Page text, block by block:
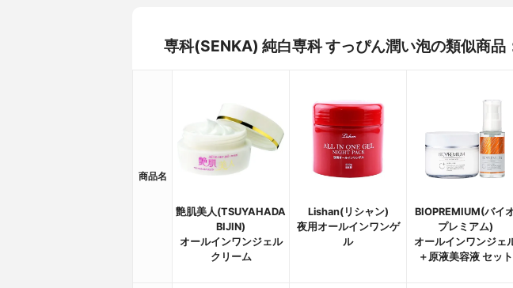
専科(SENKA) 純白専科 すっぴん潤い泡の類似商品
商品名
艶肌美人(TSUYAHADA
BIJIN)
オールインワンジェル
クリーム
Lishan(リシャン)
夜用オールインワンゲ
ル
BIOPREMIUM(バイ
プレミアム)
オールインワンジェ
＋原液美容液 セット